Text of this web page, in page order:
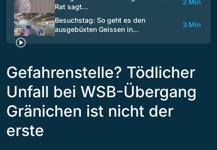
Rat sagt…
2 Min
Besuchstag: So geht es den
ausgebüxten Geissen in…
3 Min
Gefahrenstelle? Tödlicher
Unfall bei WSB-Übergang
Gränichen ist nicht der
erste